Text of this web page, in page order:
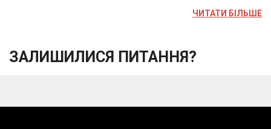
ЧИТАТИ БІЛЬШЕ
ЗАЛИШИЛИСЯ ПИТАННЯ?